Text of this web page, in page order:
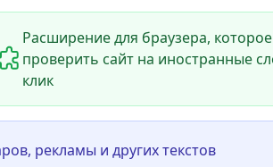
Расширение для браузера,
проверить сайт на иностранные
клик
рекламы и других текстов